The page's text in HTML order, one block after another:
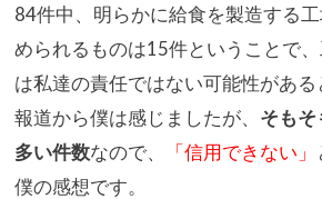
84件中、明らかに給食を製造する
められるものは15件ということで
は私達の責任ではない可能性がある
報道から僕は感じましたが、 そもそ
多い件数なので、 「信用できない」
僕の感想です。